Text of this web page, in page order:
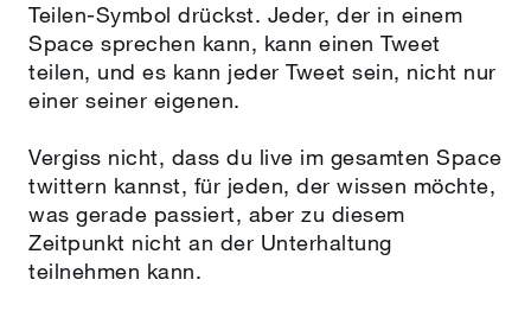
Teilen-Symbol drückst. Jeder, der in einem
Space sprechen kann, kann einen Tweet
teilen, und es kann jeder Tweet sein, nicht nur
einer seiner eigenen.
Vergiss nicht, dass du live im gesamten Space
twittern kannst, für jeden, der wissen möchte,
was gerade passiert, aber zu diesem
Zeitpunkt nicht an der Unterhaltung
teilnehmen kann.